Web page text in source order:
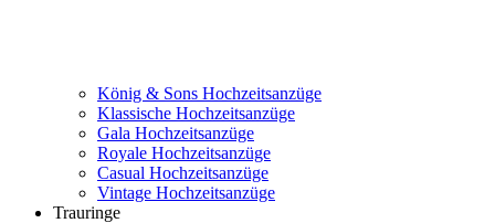
König & Sons Hochzeitsanzüge
Klassische Hochzeitsanzüge
Gala Hochzeitsanzüge
Royale Hochzeitsanzüge
Casual Hochzeitsanzüge
Vintage Hochzeitsanzüge
Trauringe